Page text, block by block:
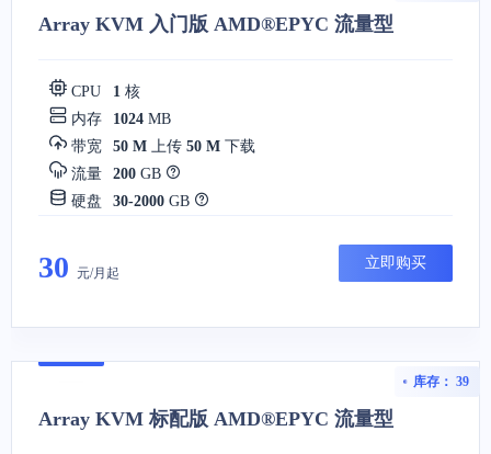
Array KVM 入门版 AMD®EPYC 流量型
CPU
内存
带宽
流量
硬盘
1 核
1024 MB
50 M 上传 50 M 下载
200 GB
30-2000 GB
30 元/月起
立即购买
库存： 39
Array KVM 标配版 AMD®EPYC 流量型